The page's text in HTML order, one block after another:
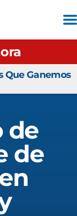
Que Ganemos
de
de